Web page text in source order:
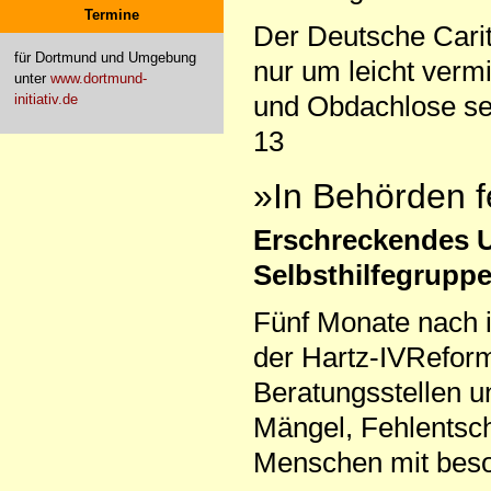
Termine
für Dortmund und Umgebung
unter www.dortmund-
initiativ.de
Der Deutsche
nur um leicht
und Obdachlose
13
»In Behörden
Erschreckendes
Fünf Monate
der Hartz-
Beratungsstellen
Mängel,
Menschen mit